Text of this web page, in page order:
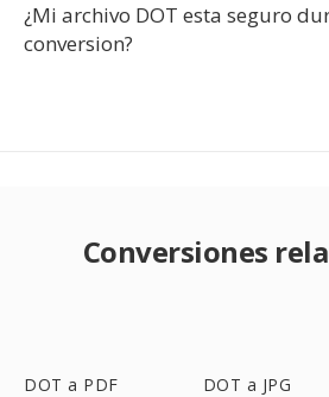
¿Mi archivo DOT esta seguro
conversion?
Conversiones
DOT a PDF DOT a JPG